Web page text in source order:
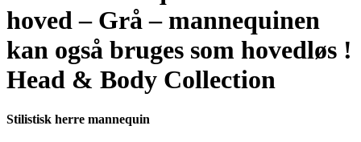
hoved – Grå – mannequinen
kan også bruges som hovedløs !
Head & Body Collection
Stilistisk herre mannequin